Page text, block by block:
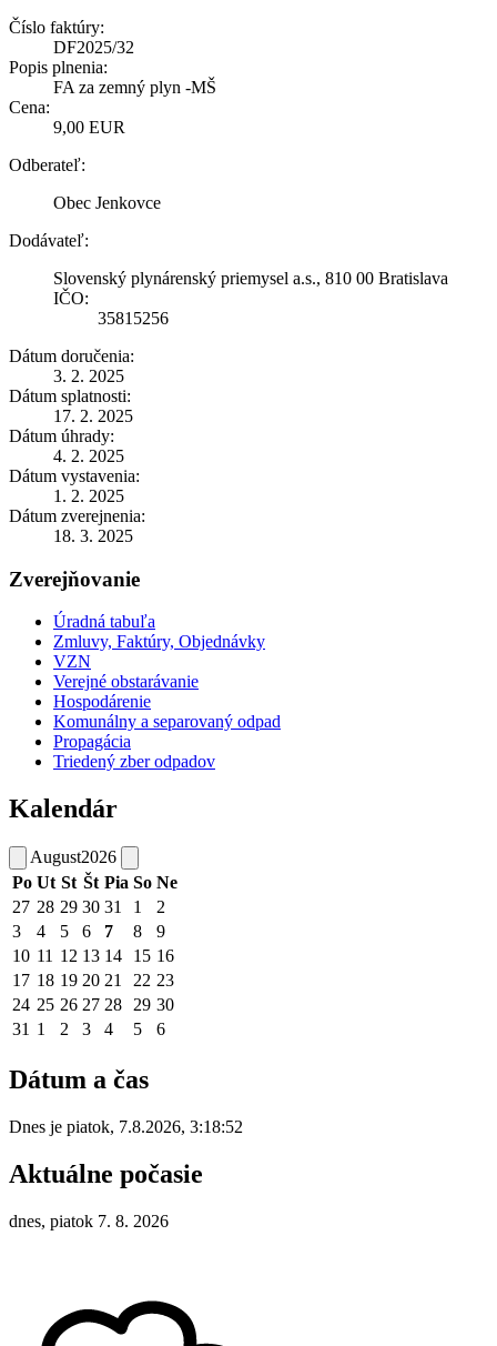
Číslo faktúry:
DF2025/32
Popis plnenia:
FA za zemný plyn -MŠ
Cena:
9,00 EUR
Odberateľ:
Obec Jenkovce
Dodávateľ:
Slovenský plynárenský priemysel a.s., 810 00 Bratislava
IČO:
35815256
Dátum doručenia:
3. 2. 2025
Dátum splatnosti:
17. 2. 2025
Dátum úhrady:
4. 2. 2025
Dátum vystavenia:
1. 2. 2025
Dátum zverejnenia:
18. 3. 2025
Zverejňovanie
Úradná tabuľa
Zmluvy, Faktúry, Objednávky
VZN
Verejné obstarávanie
Hospodárenie
Komunálny a separovaný odpad
Propagácia
Triedený zber odpadov
Kalendár
August2026
Po Ut St Št Pia So Ne
27 28 29 30 31 1
2
3
4 5 6 7 8
9
10 11 12 13 14 15 16
17 18 19 20 21 22 23
24 25 26 27 28 29 30
31 1 2 3 4 5 6
Dátum a čas
Dnes je piatok, 7.8.2026, 3:18:52
Aktuálne počasie
dnes, piatok 7. 8. 2026